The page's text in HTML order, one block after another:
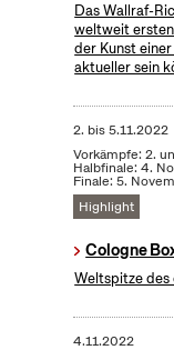
Das Wallraf-
weltweit
der Kunst
aktueller sein
2. bis5.11.2022
Vorkämpfe: 2.
Halbfinale: 4.
Finale: 5.
Highlight
Cologne
Weltspitze des
4.11.2022